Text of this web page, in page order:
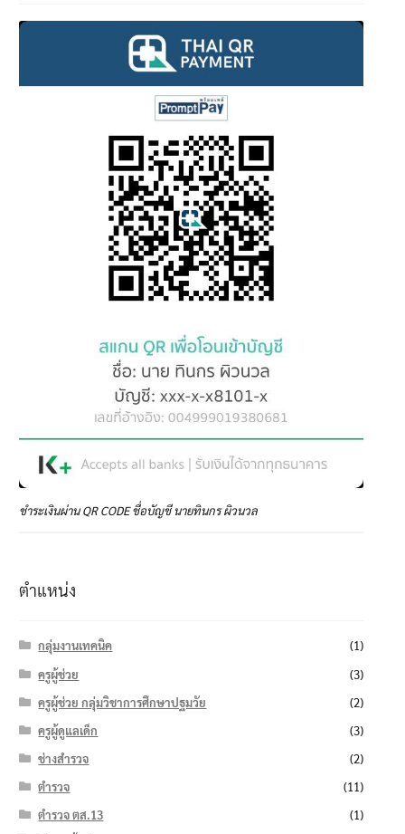
ชำระเงินผ่าน QR CODE ชื่อบัญชี นายทินกร ผิวนวล
ตำแหน่ง
กลุ่มงานเทคนิค
(1)
ครูผู้ช่วย
(3)
ครูผู้ช่วย กลุ่มวิชาการศึกษาปฐมวัย
(2)
ครูผู้ดูแลเด็ก
(3)
ช่างสำรวจ
(2)
ตำรวจ
(11)
ตำรวจ ตส.13
(1)